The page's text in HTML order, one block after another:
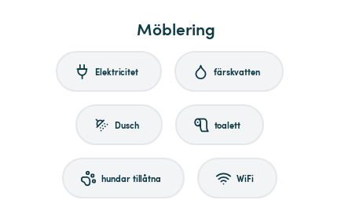
Möblering
Elektricitet färskvatten
Dusch toalett
hundar tillåtna WiFi